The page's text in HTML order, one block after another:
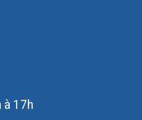
à 17h